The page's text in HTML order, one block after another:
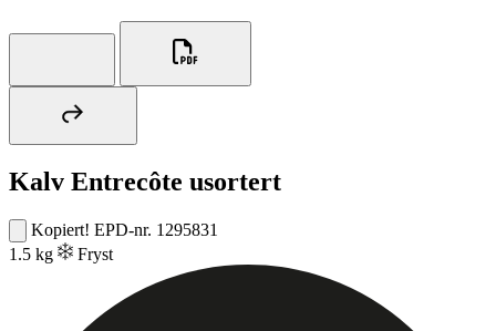
Kalv Entrecôte usortert
Kopiert! EPD-nr. 1295831
1.5 kg
Fryst